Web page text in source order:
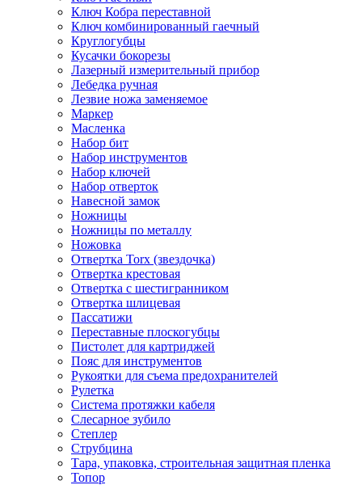
Ключ Кобра переставной
Ключ комбинированный гаечный
Круглогубцы
Кусачки бокорезы
Лазерный измерительный прибор
Лебедка ручная
Лезвие ножа заменяемое
Маркер
Масленка
Набор бит
Набор инструментов
Набор ключей
Набор отверток
Навесной замок
Ножницы
Ножницы по металлу
Ножовка
Отвертка Torx (звездочка)
Отвертка крестовая
Отвертка с шестигранником
Отвертка шлицевая
Пассатижи
Переставные плоскогубцы
Пистолет для картриджей
Пояс для инструментов
Рукоятки для съема предохранителей
Рулетка
Система протяжки кабеля
Слесарное зубило
Степлер
Струбцина
Тара, упаковка, строительная защитная пленка
Топор